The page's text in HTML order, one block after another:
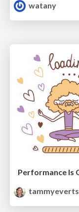
watany
tammyeverts